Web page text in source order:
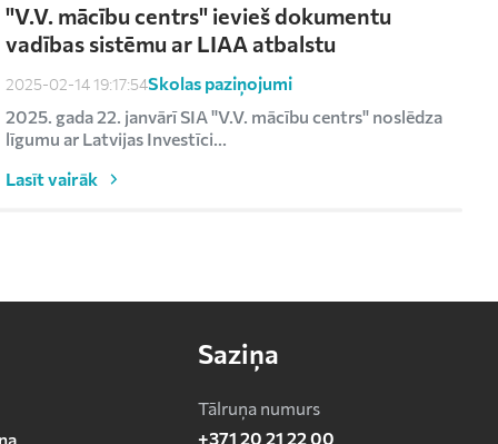
"V.V. mācību centrs" ievieš dokumentu
vadības sistēmu ar LIAA atbalstu
2025-02-14 19:17:54Skolas paziņojumi
2025. gada 22. janvārī SIA "V.V. mācību centrs" noslēdza
līgumu ar Latvijas Investīci...
Lasīt vairāk
Saziņa
Tālruņa numurs
+371 20 21 22 00